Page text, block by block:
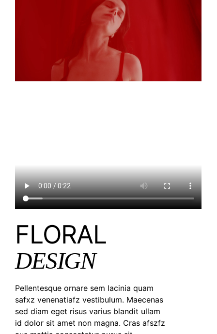
FLORAL
DESIGN
Pellentesque ornare sem lacinia quam
safxz venenatiafz vestibulum. Maecenas
sed diam eget risus varius blandit ullam
id dolor sit amet non magna. Cras afszfz